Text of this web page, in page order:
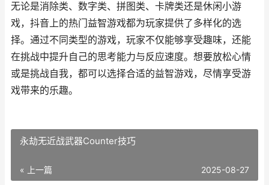
无论是消除类、数字类、拼图类、卡牌类还是休闲小游
戏，抖音上的热门益智游戏都为玩家提供了多样化的选
择。通过不同类型的游戏，玩家不仅能够享受趣味，还能
在挑战中提升自己的思考能力与反应速度。想要放松心情
或是挑战自我，都可以选择合适的益智游戏，尽情享受游
戏带来的乐趣。
永劫无近战武器Counter技巧
« 上一篇 2025-08-27